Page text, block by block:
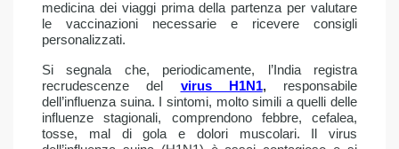
medicina dei viaggi prima della partenza per valutare
le vaccinazioni necessarie e ricevere consigli
personalizzati.​
Si segnala che, periodicamente, l’India registra
recrudescenze del virus H1N1,responsabile
dell’influenza suina. I sintomi, molto simili a quelli delle
influenze stagionali, comprendono febbre, cefalea,
tosse, mal di gola e dolori muscolari. Il virus